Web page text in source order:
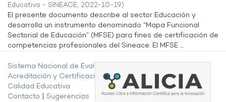
Educativa - SINEACE, 2022-10-19)
El presente documento describe al sector Educación y
desarrolla un instrumento denominado “Mapa Funcional
Sectorial de Educación” (MFSE) para fines de certificación de
competencias profesionales del Sineace. El MFSE ...
Sistema Nacional de Evaluación,
Acreditación y Certificación de la
Calidad Educativa
Contacto
Sugerencias